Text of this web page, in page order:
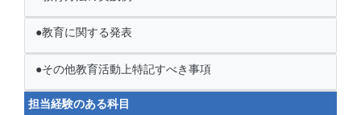
●教育に関する発表
●その他教育活動上特記すべき事項
担当経験のある科目